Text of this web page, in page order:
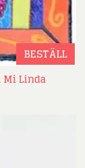
BESTÄLL
Mi Linda